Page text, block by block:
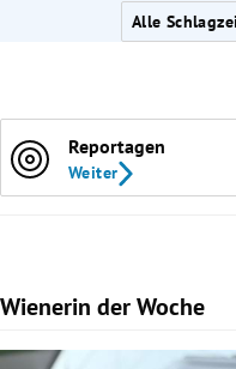
Alle
Reportagen
Weiter
Wienerin der Woche
Slide 1 von 7